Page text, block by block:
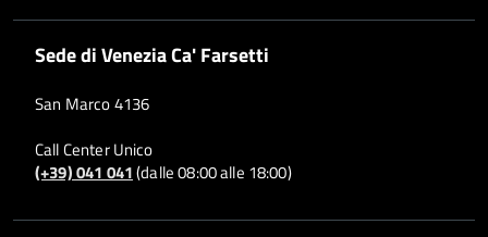
Sede di Venezia Ca' Farsetti
San Marco 4136
Call Center Unico
(+39) 041 041(dalle 08:00 alle 18:00)